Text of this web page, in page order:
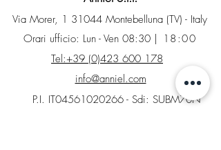
Orari ufficio: Lun - Ven 08:30 | 18:00
Tel:+39 (0)423 600 178
info@anniel.com
Via Morer, 1 31044 Montebelluna (TV) - Italy
P.I. IT04561020266 - Sdi: SUBM70N